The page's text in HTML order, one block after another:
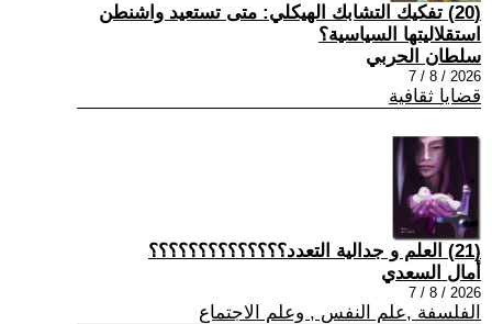
(20) تفكيك التشابك الهيكلي: متى تستعيد واشنطن
استقلاليتها السياسية؟
سلطان الحربي
2026 / 8 / 7
قضايا ثقافية
(21) العلم و جدالية التعدد؟؟؟؟؟؟؟؟؟؟؟؟؟؟
أمال السعدي
2026 / 8 / 7
الفلسفة ,علم النفس , وعلم الاجتماع